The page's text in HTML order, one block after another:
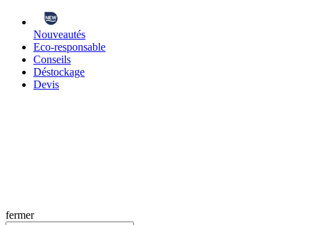
Nouveautés
Eco-responsable
Conseils
Déstockage
Devis
fermer